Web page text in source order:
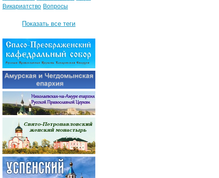
Викариатство Вопросы
Показать все теги